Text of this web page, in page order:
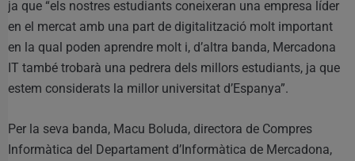
ja que “els nostres estudiants coneixeran una empresa líder
en el mercat amb una part de digitalització molt important
en la qual poden aprendre molt i, d’altra banda, Mercadona
IT també trobarà una pedrera dels millors estudiants, ja que
estem considerats la millor universitat d’Espanya”.
Per la seva banda, Macu Boluda, directora de Compres
Informàtica del Departament d’Informàtica de Mercadona,